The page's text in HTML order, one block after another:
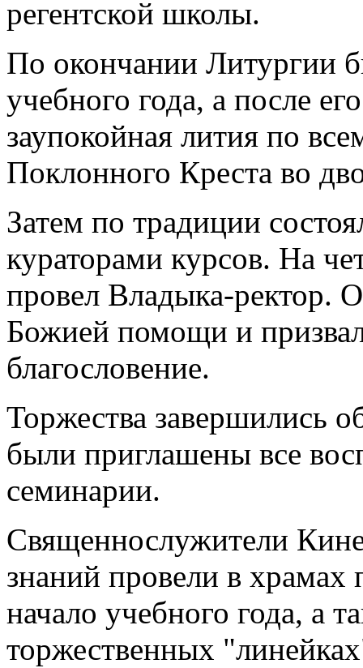
регентской школы.
По окончании Литургии
учебного года, а после
заупокойная лития по
Поклонного Креста во
Затем по традиции
кураторами курсов. На
провел Владыка-ректор.
Божией помощи и
благословение.
Торжества завершились
были приглашены все
семинарии.
Священнослужители
знаний провели в
начало учебного года, а
торжественных